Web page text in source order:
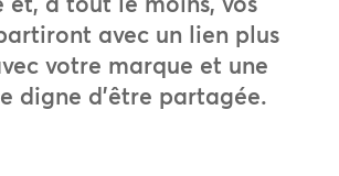
avec un lien plus
votre marque et une
digne d’être partagée.